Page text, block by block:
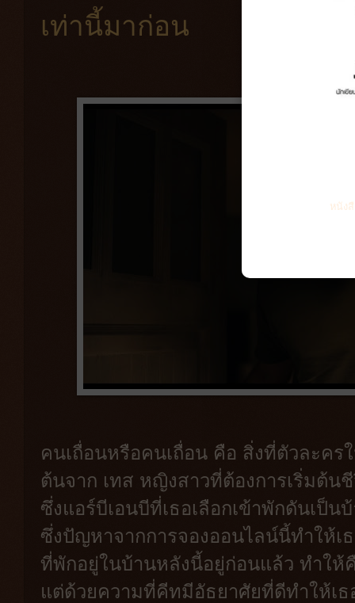
เท่านี้มาก่อน
คนเถื่อนหรือคนเถื่อน คือ สิ่งที่ตัวละครใ
ต้นจาก เทส หญิงสาวที่ต้องการเริ่มต้น
ซึ่งแอร์บีเอนบีที่เธอเลือกเข้าพักดันเป็
ซึ่งปัญหาจากการจองออนไลน์นี้ทำให้เ
ที่พักอยู่ในบ้านหลังนี้อยู่ก่อนแล้ว ทำให้
แต่ด้วยความที่คีทมีอัธยาศัยที่ดีทำให้เ
หนัง